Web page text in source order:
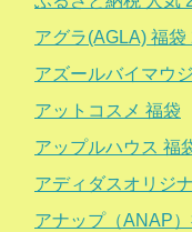
アグラ(AGLA) 福袋
アズールバイマウ
アットコスメ 福袋
アップルハウス 福
アディダスオリジ
アナップ（ANAP